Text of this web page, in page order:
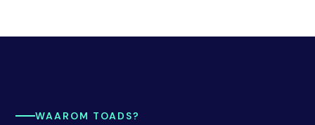
WAAROM TOADS?